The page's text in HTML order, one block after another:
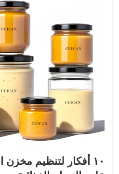
١٠ أفكار لتنظيم